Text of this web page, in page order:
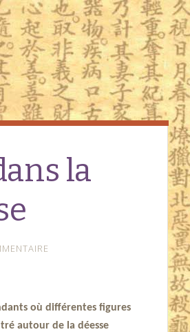
la
où différentes figures
autour de la déesse